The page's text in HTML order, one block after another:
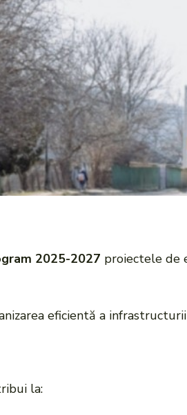
2025-2027 proiectele de
eficientă a
la: